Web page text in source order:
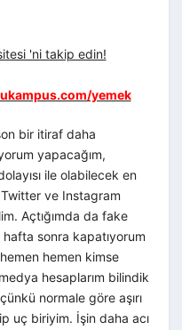
'ni takip edin!
yemek
bir itiraf daha
yapacağım,
ile olabilecek en
ve Instagram
Açtığımda da fake
hafta sonra kapatıyorum
hemen kimse
hesaplarım bilindik
normale göre aşırı
uç biriyim. İşin daha acı